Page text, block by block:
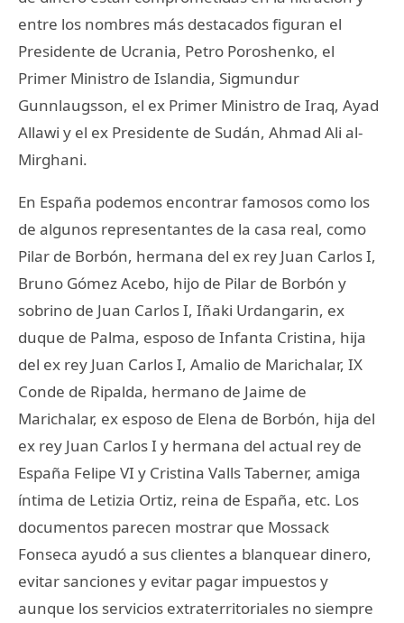
entre los nombres más destacados figuran el
Presidente de Ucrania, Petro Poroshenko, el
Primer Ministro de Islandia, Sigmundur
Gunnlaugsson, el ex Primer Ministro de Iraq, Ayad
Allawi y el ex Presidente de Sudán, Ahmad Ali al-
Mirghani.
En España podemos encontrar famosos como los
de algunos representantes de la casa real, como
Pilar de Borbón, hermana del ex rey Juan Carlos I,
Bruno Gómez Acebo, hijo de Pilar de Borbón y
sobrino de Juan Carlos I, Iñaki Urdangarin, ex
duque de Palma, esposo de Infanta Cristina, hija
del ex rey Juan Carlos I, Amalio de Marichalar, IX
Conde de Ripalda, hermano de Jaime de
Marichalar, ex esposo de Elena de Borbón, hija del
ex rey Juan Carlos I y hermana del actual rey de
España Felipe VI y Cristina Valls Taberner, amiga
íntima de Letizia Ortiz, reina de España, etc. Los
documentos parecen mostrar que Mossack
Fonseca ayudó a sus clientes a blanquear dinero,
evitar sanciones y evitar pagar impuestos y
aunque los servicios extraterritoriales no siempre